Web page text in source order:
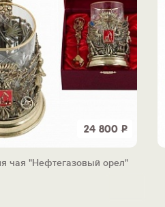
24 800Р
чая "Нефтегазовый орел"